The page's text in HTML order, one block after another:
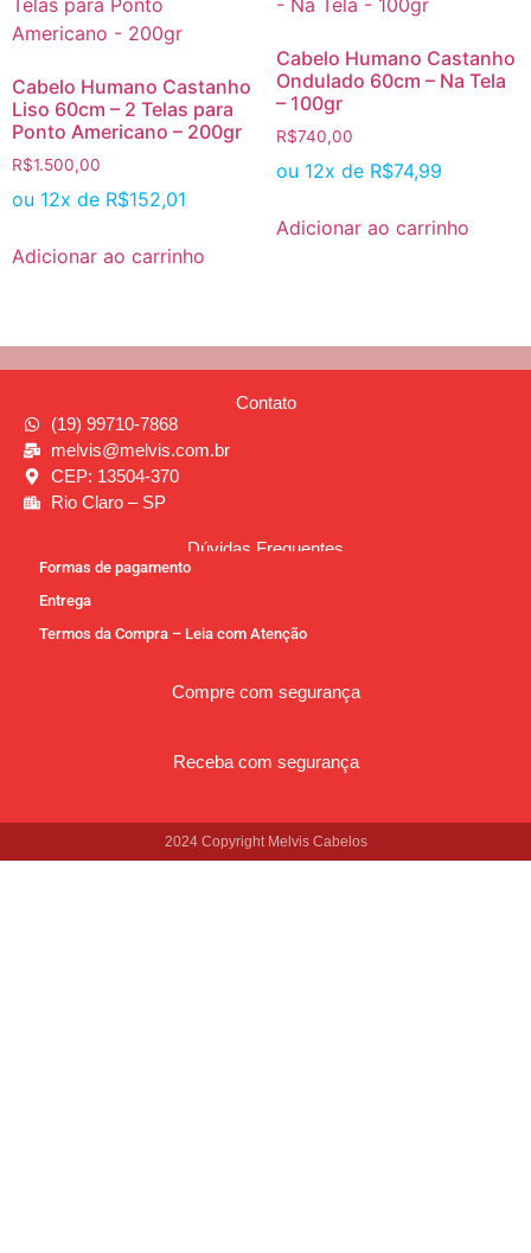
Cabelo Humano Castanho
Liso 60cm – 2 Telas para
Ponto Americano – 200gr
R$1.500,00
ou 12x de R$152,01
Adicionar ao carrinho
Cabelo Humano Castanho
Ondulado 60cm – Na Tela
– 100gr
R$740,00
ou 12x de R$74,99
Adicionar ao carrinho
Contato
(19) 99710-7868
melvis@melvis.com.br
CEP: 13504-370
Rio Claro – SP
Dúvidas Frequentes
Formas de pagamento
Entrega
Termos da Compra – Leia com Atenção
Compre com segurança
Receba com segurança
2024 Copyright Melvis Cabelos